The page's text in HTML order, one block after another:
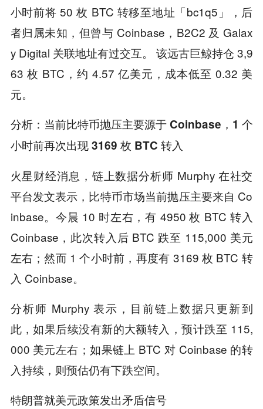
小时前将 50 枚 BTC 转移至地址「bc1q5」，后
者归属未知，但曾与 Coinbase，B2C2 及 Galax
y Digital 关联地址有过交互。 该远古巨鲸持仓 3,9
63 枚 BTC，约 4.57 亿美元，成本低至 0.32 美
元。
分析：当前比特币抛压主要源于 Coinbase，1 个
小时前再次出现 3169 枚 BTC 转入
火星财经消息，链上数据分析师 Murphy 在社交
平台发文表示，比特币市场当前抛压主要来自 Co
inbase。今晨 10 时左右，有 4950 枚 BTC 转入
Coinbase，此次转入后 BTC 跌至 115,000 美元
左右；然而 1 个小时前，再度有 3169 枚 BTC 转
入 Coinbase。
分析师 Murphy 表示，目前链上数据只更新到
此，如果后续没有新的大额转入，预计跌至 115,
000 美元左右；如果链上 BTC 对 Coinbase 的转
入持续，则预估仍有下跌空间。
特朗普就美元政策发出矛盾信号